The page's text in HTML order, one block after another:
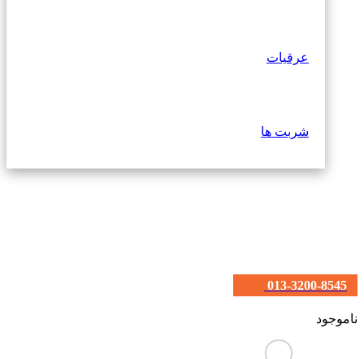
عرقیات
شربت ها
013-3200-8545
ناموجود